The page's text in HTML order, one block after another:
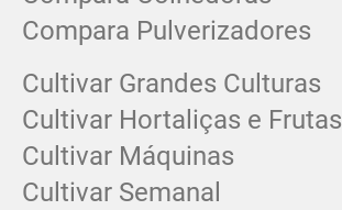
Compara Pulverizadores
Cultivar Grandes Culturas
Cultivar Hortaliças e Frutas
Cultivar Máquinas
Cultivar Semanal